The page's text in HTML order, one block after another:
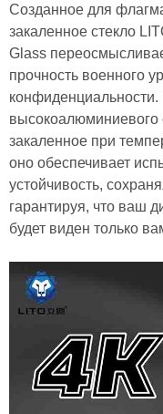
Созданное для
закаленное стекло
Glass
прочность военного
конфиденциальности.
высокоалюминиевого
закаленное при
оно обеспечивает
устойчивость,
гарантируя, что ваш
будет виден только